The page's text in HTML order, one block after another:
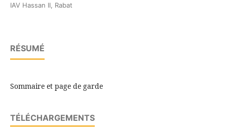
IAV Hassan II, Rabat
RÉSUMÉ
Sommaire et page de garde
TÉLÉCHARGEMENTS